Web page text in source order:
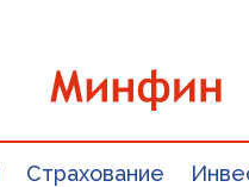
Страхование